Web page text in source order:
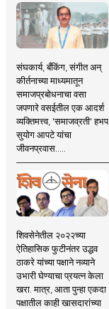
संघकार्य, बँकिंग, संगीत अन्
कीर्तनाच्या माध्यमातून
समाजप्रबोधनाचा वसा
जपणारे वसईतील एक आदर्श
व्यक्तिमत्त्व, 'समाजव्रती' हभप
सुयोग आपटे यांचा
जीवनप्रवास.....
शिवसेनेतील २०२२च्या
ऐतिहासिक फुटीनंतर उद्धव
ठाकरे यांच्या पक्षाने नव्याने
उभारी घेण्याचा प्रयत्न केला
खरा. मात्र, आता पुन्हा एकदा
पक्षातील काही खासदारांच्या